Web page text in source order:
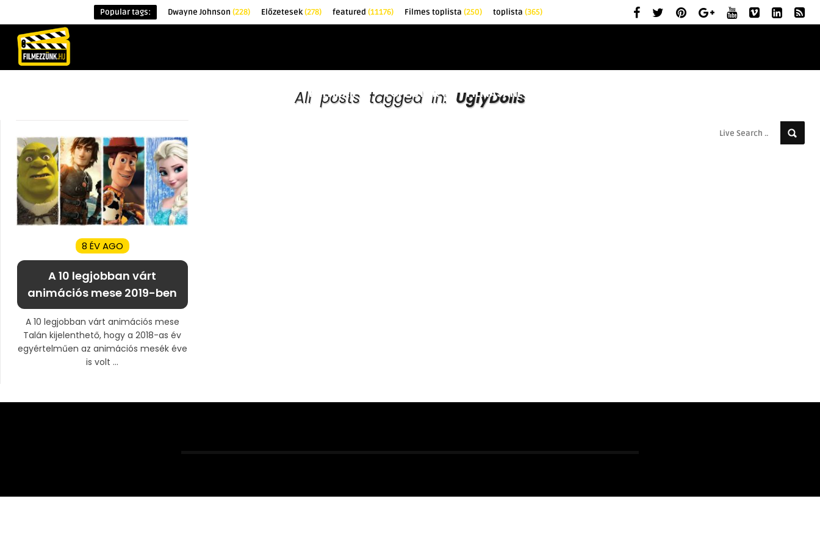
Popular tags: Dwayne Johnson (228) Előzetesek(278) featured (11176) Filmes toplista (250) toplista (365)
KRITIKÁK TOPLISTÁK FILMAJÁNLÓ
All posts tagged in: UglyDolls
8 ÉV AGO
A 10 legjobban várt
animációs mese 2019-ben
A 10 legjobban várt animációs mese
Talán kijelenthető, hogy a 2018-as év
egyértelműen az animációs mesék éve
is volt ...